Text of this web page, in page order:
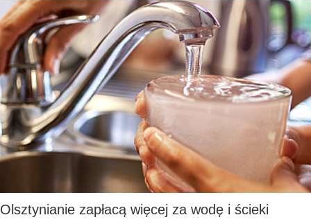
Olsztynianie zapłacą więcej za wodę i ścieki